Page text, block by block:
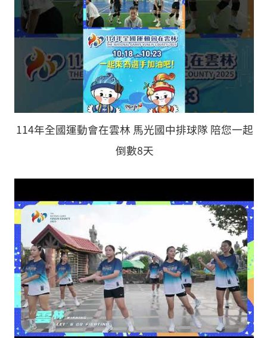
114年全國運動會在雲林 馬光國中排球隊 陪您一起
倒數8天